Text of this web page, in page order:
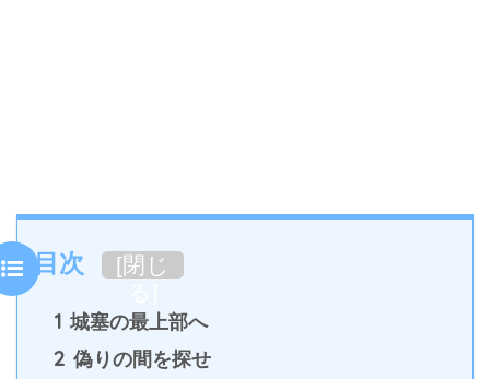
目次 [閉じ
1 城塞の最上部へ
2 偽りの間を探せ